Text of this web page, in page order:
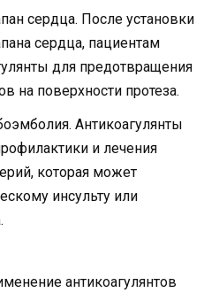
сердца. После установки
сердца, пациентам
для предотвращения
на поверхности протеза.
Антикоагулянты
и лечения
которая может
инсульту или
антикоагулянтов